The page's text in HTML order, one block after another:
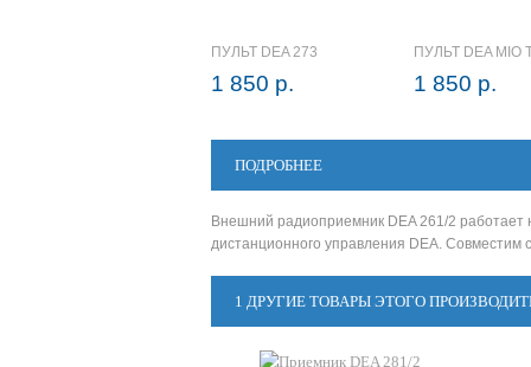
ПУЛЬТ DEA 273
1 850 р.
ПУЛЬТ DEA MIO
1 850 р.
ПОДРОБНЕЕ
Внешний радиоприемник DEA 261/2 работает
дистанционного управления DEA. Совместим
1 ДРУГИЕ ТОВАРЫ ЭТОГО